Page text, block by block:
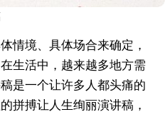
情境、具体场合来确定，
生活中，越来越多地方需
是一个让许多人都头痛的
拼搏让人生绚丽演讲稿，